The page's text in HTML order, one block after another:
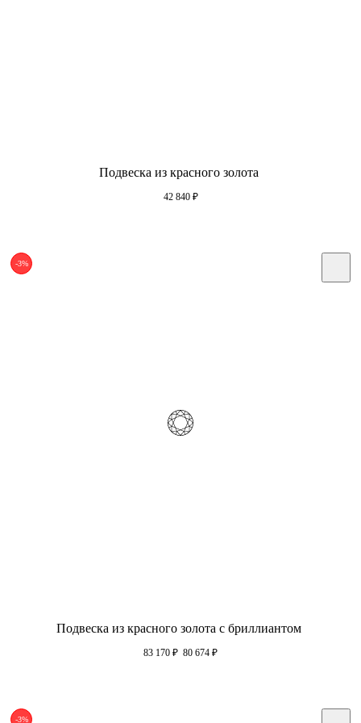
Подвеска из красного золота
42 840 ₽
-3%
Подвеска из красного золота с бриллиантом
83 170 ₽ 80 674 ₽
-3%